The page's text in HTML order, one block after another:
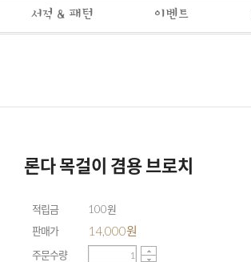
서적 & 패턴 이벤트
론다 목걸이 겸용 브로치
적립금
100원
판매가
14,000원
주문수량